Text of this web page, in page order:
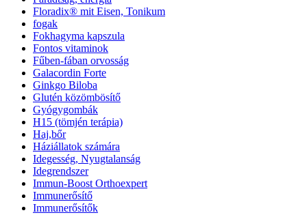
Floradix® mit Eisen, Tonikum
fogak
Fokhagyma kapszula
Fontos vitaminok
Fűben-fában orvosság
Galacordin Forte
Ginkgo Biloba
Glutén közömbösítő
Gyógygombák
H15 (tömjén terápia)
Haj,bőr
Háziállatok számára
Idegesség, Nyugtalanság
Idegrendszer
Immun-Boost Orthoexpert
Immunerősítő
Immunerősítők